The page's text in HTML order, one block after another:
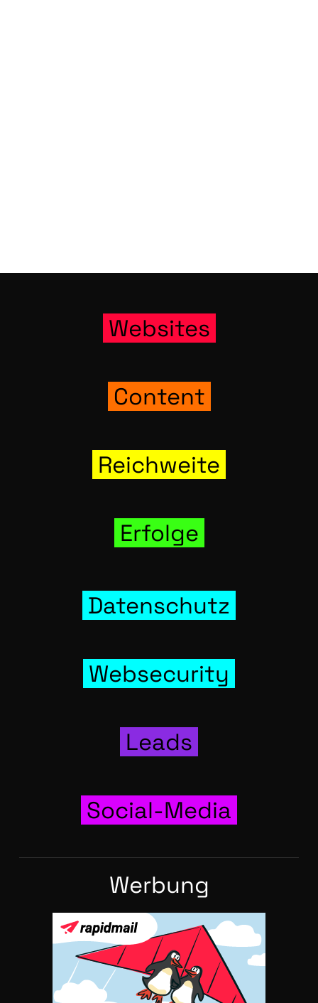
Web­sites
Con­tent
Reich­wei­te
Erfol­ge
Daten­schutz
Web­se­cu­ri­ty
Leads
Social-Media
Wer­bung